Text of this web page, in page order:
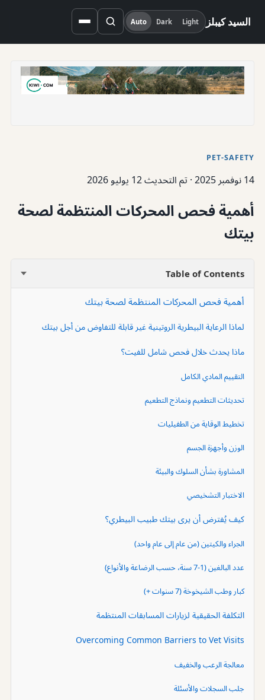
السيد كيبلز Light
Dark
Auto
PET-SAFETY
14 نوفمبر 2025 · تم التحديث 12 يوليو 2026
أهمية فحص المحركات المنتظمة لصحة
بيتك
Table of Contents
أهمية فحص المحركات المنتظمة لصحة بيتك
لماذا الرعاية البيطرية الروتينية غير قابلة للتفاوض من أجل بيتك
ماذا يحدث خلال فحص شامل للفيت؟
التقييم المادي الكامل
تحديثات التطعيم ونماذج التطعيم
تخطيط الوقاية من الطفيليات
الوزن وأجهزة الجسم
المشاورة بشأن السلوك والبيئة
الاختبار التشخيصي
كيف يُفترض أن يرى بيتك طبيب البيطري؟
الجراء والكيتين (من عام إلى عام واحد)
عدد البالغين (1-7 سنة، حسب الرضاعة والأنواع)
كبار وطب الشيخوخة (7 سنوات +)
التكلفة الحقيقية لزيارات المسابقات المنتظمة
Overcoming Common Barriers to Vet Visits
معالجة الرعب والخفيف
جلب السجلات والأسئلة